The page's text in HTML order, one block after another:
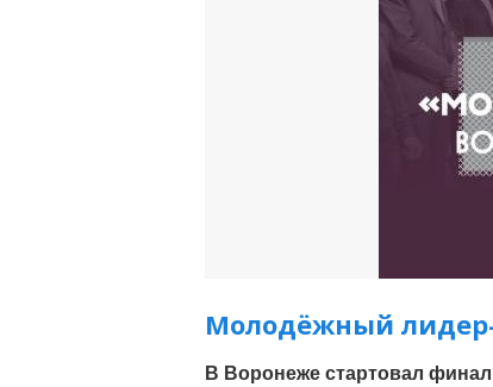
Молодёжный лидер-
В Воронеже стартовал